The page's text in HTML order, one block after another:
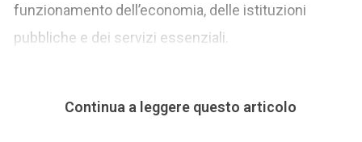
funzionamento dell’economia, delle istituzioni
pubbliche e dei servizi essenziali.
Continua a leggere questo articolo